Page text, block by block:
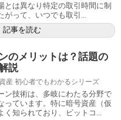
とは異なり特定の取引時間に制
がって、いつでも取引...
記事を読む
のメリットは？話題の
説
産 初心者でもわかるシリーズ
ン技術は、多岐にわたる分野で
っています。特に暗号資産（仮
く知られており、ビットコ...